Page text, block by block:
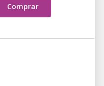
Comprar